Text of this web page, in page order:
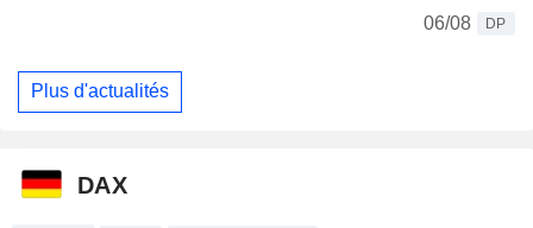
06/08
DP
Plus d'actualités
DAX